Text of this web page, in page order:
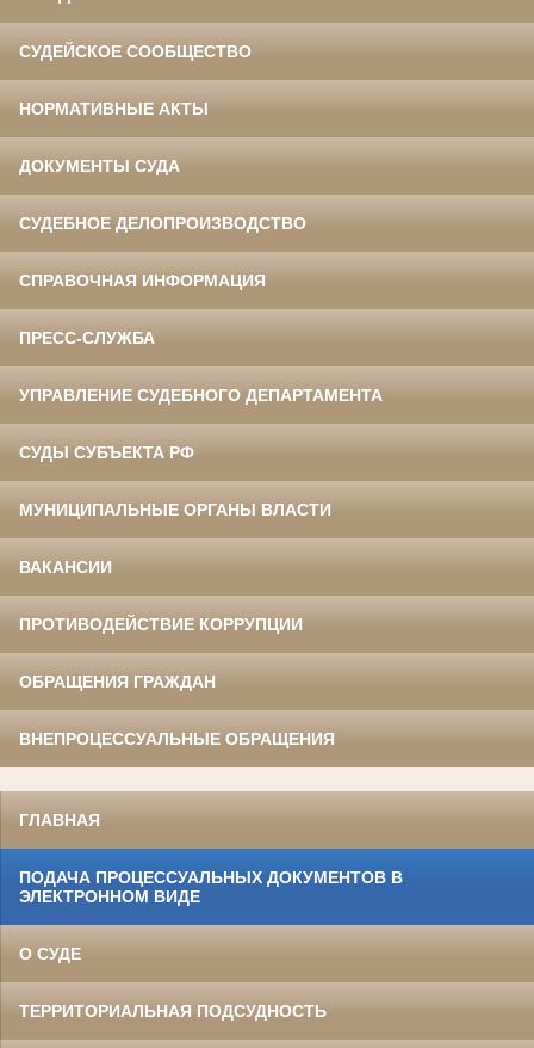
СУДЕЙСКОЕ СООБЩЕСТВО
НОРМАТИВНЫЕ АКТЫ
ДОКУМЕНТЫ СУДА
СУДЕБНОЕ ДЕЛОПРОИЗВОДСТВО
СПРАВОЧНАЯ ИНФОРМАЦИЯ
ПРЕСС-СЛУЖБА
УПРАВЛЕНИЕ СУДЕБНОГО ДЕПАРТАМЕНТА
СУДЫ СУБЪЕКТА РФ
МУНИЦИПАЛЬНЫЕ ОРГАНЫ ВЛАСТИ
ВАКАНСИИ
ПРОТИВОДЕЙСТВИЕ КОРРУПЦИИ
ОБРАЩЕНИЯ ГРАЖДАН
ВНЕПРОЦЕССУАЛЬНЫЕ ОБРАЩЕНИЯ
ГЛАВНАЯ
ПОДАЧА ПРОЦЕССУАЛЬНЫХ ДОКУМЕНТОВ В
ЭЛЕКТРОННОМ ВИДЕ
О СУДЕ
ТЕРРИТОРИАЛЬНАЯ ПОДСУДНОСТЬ